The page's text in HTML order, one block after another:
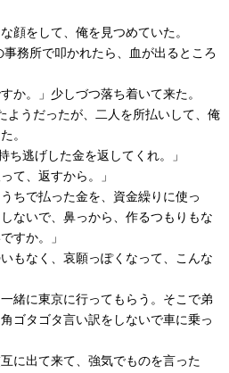
顔をして、俺を見つめていた。
務所で叩かれたら、血が出るところ
か。」少しづつ落ち着いて来た。
ようだったが、二人を所払いして、俺
。
ち逃げした金を返してくれ。」
て、返すから。」
ちで払った金を、資金繰りに使っ
ないで、鼻っから、作るつもりもな
すか。」
もなく、哀願っぽくなって、こんな
緒に東京に行ってもらう。そこで弟
ゴタゴタ言い訳をしないで車に乗っ
に出て来て、強気でものを言った